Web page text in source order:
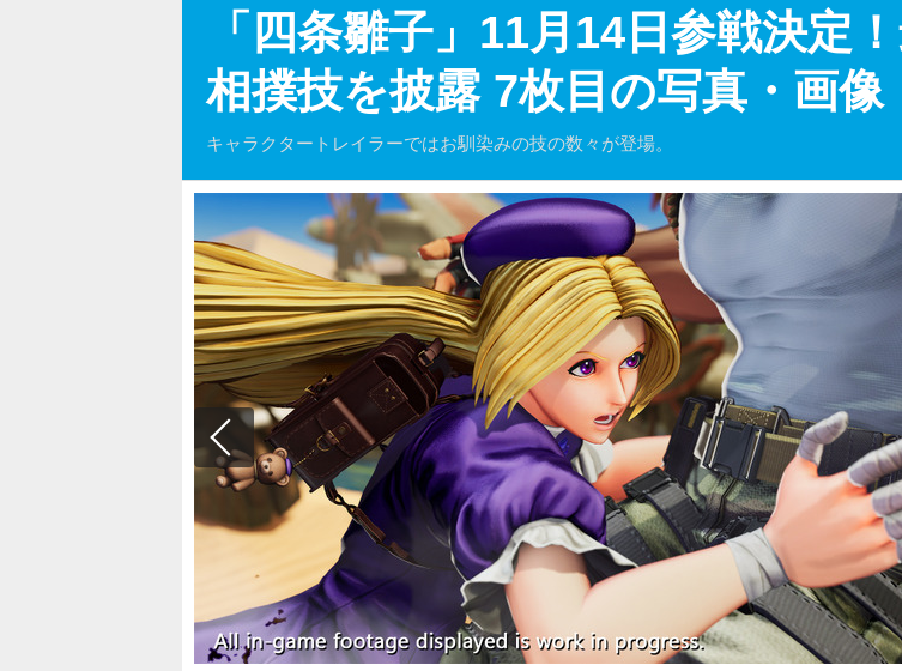
「四条雛子」11月14日参戦決定
相撲技を披露 7枚目の写真・画像
キャラクタートレイラーではお馴染みの技の数々が登場。